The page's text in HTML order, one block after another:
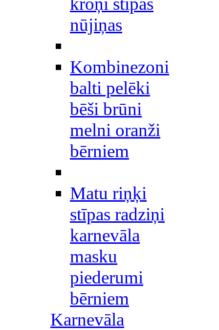
nūjiņas
Kombinezoni
balti pelēki
bēši brūni
melni oranži
bērniem
Matu riņķi
stīpas radziņi
karnevāla
masku
piederumi
bērniem
Karnevāla